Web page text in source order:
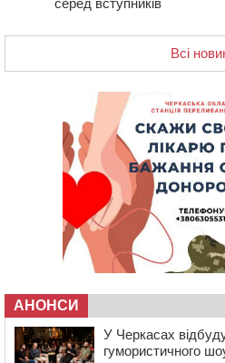
серед вступників
контейнерний майданчик
16:32
Без розтину грудної
пацієнтці замінили
У Черкаському
електростанцію за понад
У Київській області
фронті жителем
У Черкасах містяни через
вирізані дерева
обіцяє масштабне
Провокував конфлікт і
чоловіка у Тальному
13:55
У Тальному
витягли з автівки
Всі
АНОНСИ
У Черкасах
гумористичного